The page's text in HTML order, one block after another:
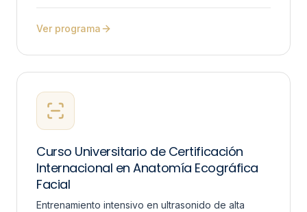
Ver programa
Curso Universitario de Certificación
Internacional en Anatomía Ecográfica
Facial
Entrenamiento intensivo en ultrasonido de alta